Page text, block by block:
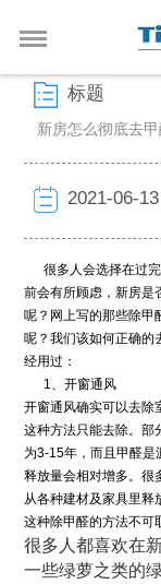
标题
新房怎么彻底去
2021-06-13
很多人会选择在过完
前会有所顾虑，新房是
呢？网上写的那些除甲
呢？我们该如何正确的
经用过：
1、开窗通风
开窗通风确实可以去除
这种方法只能去除。部
为3-15年，而且甲醛是
释放量会相对增多。很
从各种建材及家具里释
这种除甲醛的方法不
很多人都喜欢在
一些绿萝之类的